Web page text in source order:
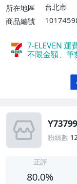
所在地區
台北市
商品編號
7-ELEVEN 運
不限金額、筆
粉絲數 12
正評
80.0%